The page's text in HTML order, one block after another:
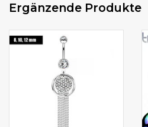
Ergänzende Produkte